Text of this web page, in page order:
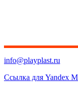
info@playplast.ru
Ссылка для Yandex